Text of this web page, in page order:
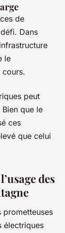
de
Dans
le
cours.
peut
que le
ces
que celui
des
prometteuses
électriques